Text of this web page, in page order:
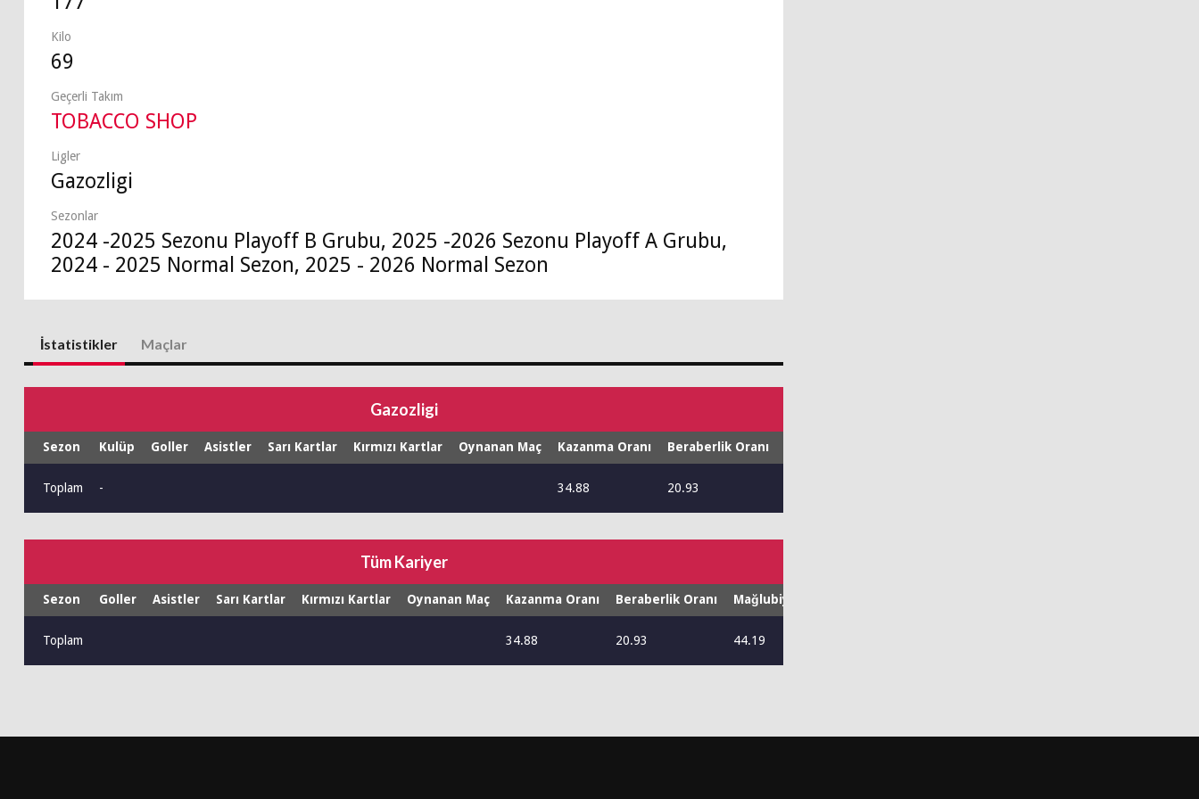
Kilo
69
Geçerli Takım
TOBACCO SHOP
Ligler
Gazozligi
Sezonlar
2024 -2025 Sezonu Playoff B Grubu, 2025 -2026 Sezonu Playoff A Grubu,
2024 - 2025 Normal Sezon, 2025 - 2026 Normal Sezon
İstatistikler Maçlar
Gazozligi
Sezon Kulüp Goller Asistler Sarı Kartlar Kırmızı Kartlar Oynanan Maç Kazanma Oranı Beraberlik Oranı
Toplam - 34.88 20.93
Tüm Kariyer
Sezon Goller Asistler Sarı Kartlar Kırmızı Kartlar Oynanan Maç Kazanma Oranı Beraberlik Oranı Mağlubiyet Oranı
Toplam 34.88 20.93 44.19